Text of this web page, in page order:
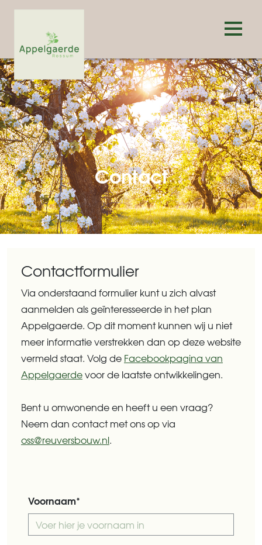
Contact
Contactformulier
Via onderstaand formulier kunt u zich alvast
aanmelden als geïnteresseerde in het plan
Appelgaerde. Op dit moment kunnen wij u niet
meer informatie verstrekken dan op deze website
vermeld staat. Volg de Facebookpagina van
Appelgaerdevoor de laatste ontwikkelingen.
Bent u omwonende en heeft u een vraag?
Neem dan contact met ons op via
oss@reuversbouw.nl.
Voornaam*